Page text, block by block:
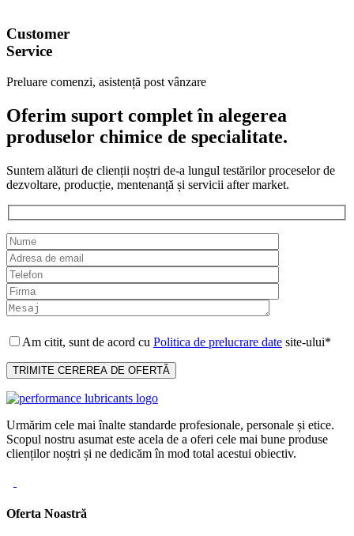
Customer
Service
Preluare comenzi, asistență post vânzare
Oferim suport complet în alegerea
produselor chimice de specialitate.
Suntem alături de clienții noștri de-a lungul testărilor proceselor de
dezvoltare, producție, mentenanță și servicii after market.
Am citit, sunt de acord cu Politica de prelucrare date site-ului*
Urmărim cele mai înalte standarde profesionale, personale și etice.
Scopul nostru asumat este acela de a oferi cele mai bune produse
clienților noștri și ne dedicăm în mod total acestui obiectiv.
Oferta Noastră